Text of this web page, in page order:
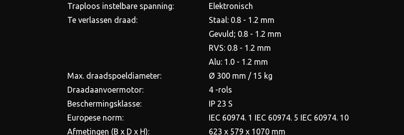
Traploos instelbare spanning:
Elektronisch
Te verlassen draad:
Staal: 0.8 - 1.2 mm
Gevuld; 0.8 - 1.2 mm
RVS: 0.8 - 1.2 mm
Alu: 1.0 - 1.2 mm
Max. draadspoeldiameter:
Ø 300 mm / 15 kg
Draadaanvoermotor:
4 -rols
Beschermingsklasse:
IP 23 S
Europese norm:
IEC 60974. 1 IEC 60974. 5 IEC 60974. 10
Afmetingen (B x D x H):
623 x 579 x 1070 mm